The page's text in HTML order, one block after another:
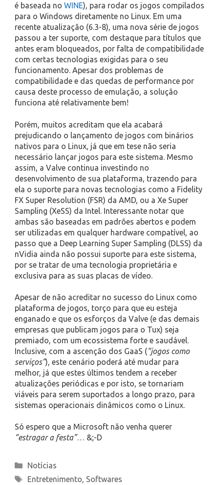
é baseada no WINE), para rodar os jogos compilados
para o Windows diretamente no Linux. Em uma
recente atualização (6.3-8), uma nova série de jogos
passou a ter suporte, com destaque para títulos que
antes eram bloqueados, por falta de compatibilidade
com certas tecnologias exigidas para o seu
funcionamento. Apesar dos problemas de
compatibilidade e das quedas de performance por
causa deste processo de emulação, a solução
funciona até relativamente bem!
Porém, muitos acreditam que ela acabará
prejudicando o lançamento de jogos com binários
nativos para o Linux, já que em tese não seria
necessário lançar jogos para este sistema. Mesmo
assim, a Valve continua investindo no
desenvolvimento de sua plataforma, trazendo para
ela o suporte para novas tecnologias como a Fidelity
FX Super Resolution (FSR) da AMD, ou a Xe Super
Sampling (XeSS) da Intel. Interessante notar que
ambas são baseadas em padrões abertos e podem
ser utilizadas em qualquer hardware compatível, ao
passo que a Deep Learning Super Sampling (DLSS) da
nVidia ainda não possui suporte para este sistema,
por se tratar de uma tecnologia proprietária e
exclusiva para as suas placas de vídeo.
Apesar de não acreditar no sucesso do Linux como
plataforma de jogos, torço para que eu esteja
enganado e que os esforços da Valve (e das demais
empresas que publicam jogos para o Tux) seja
premiado, com um ecossistema forte e saudável.
Inclusive, com a ascenção dos GaaS (“jogos como
serviços”), este cenário poderá até mudar para
melhor, já que estes últimos tendem a receber
atualizações periódicas e por isto, se tornariam
viáveis para serem suportados a longo prazo, para
sistemas operacionais dinâmicos como o Linux.
Só espero que a Microsoft não venha querer
“estragar a festa”… &;-D
Categories
Notícias
Tags
Entretenimento, Softwares